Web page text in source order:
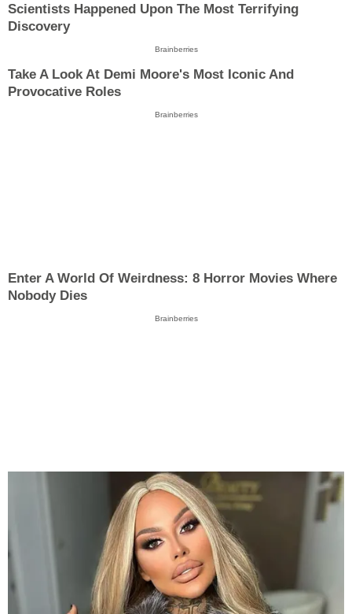
Scientists Happened Upon The Most Terrifying
Discovery
Brainberries
Take A Look At Demi Moore's Most Iconic And
Provocative Roles
Brainberries
Enter A World Of Weirdness: 8 Horror Movies Where
Nobody Dies
Brainberries